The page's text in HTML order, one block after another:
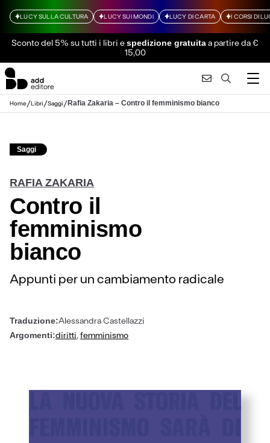
LUCY SULLA CULTURA LUCY SUI MONDI LUCY DI CARTA I CORSI DI
Sconto del 5% su tutti i libri espedizione gratuitaa partire da €
15,00
Home/Libri/Saggi/Rafia Zakaria – Contro il femminismo bianco
Saggi
RAFIA ZAKARIA
Contro il
femminismo
bianco
Appunti per un cambiamento radicale
Traduzione:Alessandra Castellazzi
Argomenti:diritti,femminismo